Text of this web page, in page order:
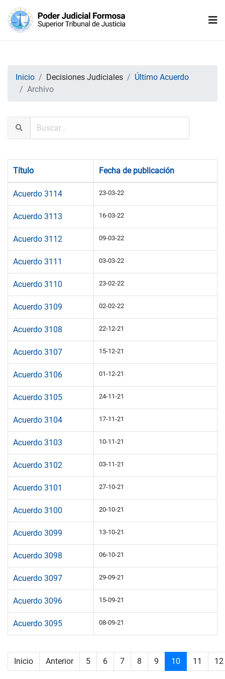
Inicio Decisiones Judiciales
Último Acuerdo
Archivo
Título Fecha de publicación
Acuerdo 3114 23-03-22
Acuerdo 3113 16-03-22
Acuerdo 3112 09-03-22
Acuerdo 3111 03-03-22
Acuerdo 3110 23-02-22
Acuerdo 3109 02-02-22
Acuerdo 3108 22-12-21
Acuerdo 3107 15-12-21
Acuerdo 3106 01-12-21
Acuerdo 3105 24-11-21
Acuerdo 3104 17-11-21
Acuerdo 3103 10-11-21
Acuerdo 3102 03-11-21
Acuerdo 3101 27-10-21
Acuerdo 3100 20-10-21
Acuerdo 3099 13-10-21
Acuerdo 3098 06-10-21
Acuerdo 3097 29-09-21
Acuerdo 3096 15-09-21
Acuerdo 3095 08-09-21
Inicio Anterior 5 6 7 8 9 10 11 12